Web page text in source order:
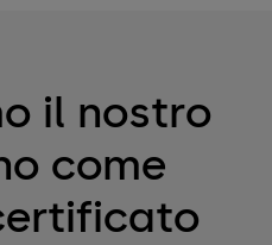
il nostro
come